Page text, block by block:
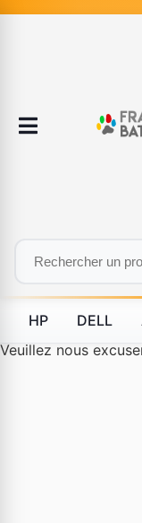
HP DELL
Le produit #BLD--
Veuillez nous